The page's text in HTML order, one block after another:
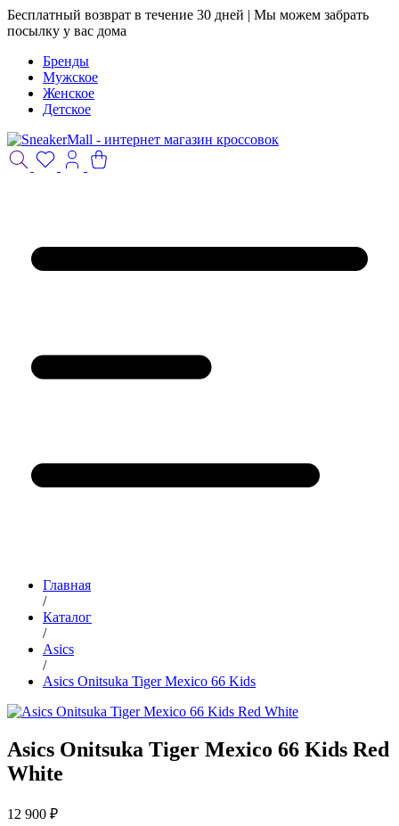
Бесплатный возврат в течение 30 дней | Мы можем забрать
посылку у вас дома
Бренды
Мужское
Женское
Детское
Главная
/
Каталог
/
Asics
/
Asics Onitsuka Tiger Mexiсo 66 Kids
Asics Onitsuka Tiger Mexiсo 66 Kids Red
White
12 900 ₽